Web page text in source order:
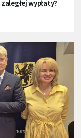
wypłaty?